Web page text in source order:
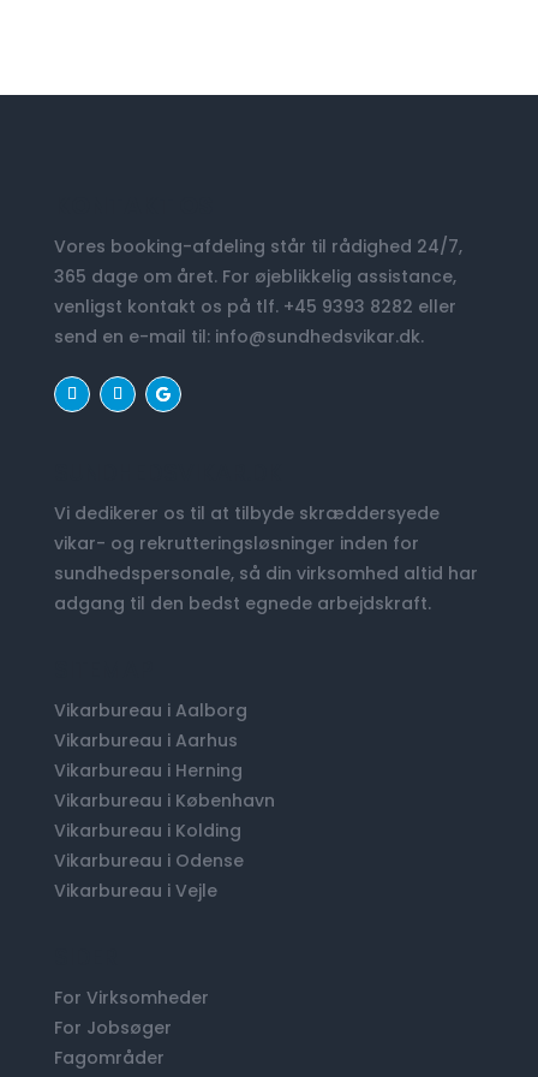
Vores booking-afdeling står til rådighed 24/7,
365 dage om året. For øjeblikkelig assistance,
venligst kontakt os på tlf. +45 9393 8282 eller
send en e-mail til: info@sundhedsvikar.dk.
Vi dedikerer os til at tilbyde skræddersyede
vikar- og rekrutteringsløsninger inden for
sundhedspersonale, så din virksomhed altid har
adgang til den bedst egnede arbejdskraft.
Vikarbureau i Aalborg
Vikarbureau i Aarhus
Vikarbureau i Herning
Vikarbureau i København
Vikarbureau i Kolding
Vikarbureau i Odense
Vikarbureau i Vejle
For Virksomheder
For Jobsøger
Fagområder